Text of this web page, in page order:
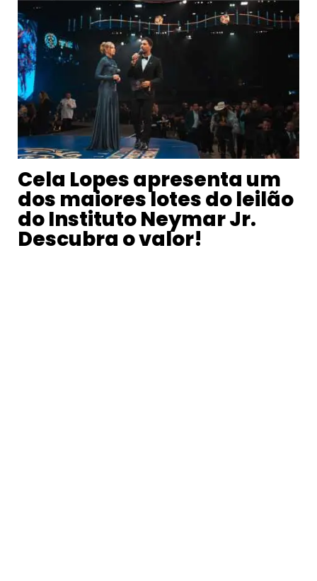
Cela Lopes apresenta um
dos maiores lotes do leilão
do Instituto Neymar Jr.
Descubra o valor!